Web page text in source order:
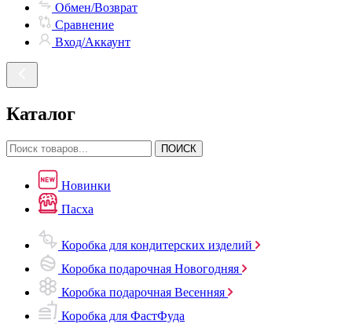
Обмен/Возврат
Сравнение
Вход/Аккаунт
Каталог
ПОИСК
Новинки
Пасха
Коробка для кондитерских изделий
Коробка подарочная Новогодняя
Коробка подарочная Весенняя
Коробка для ФастФуда